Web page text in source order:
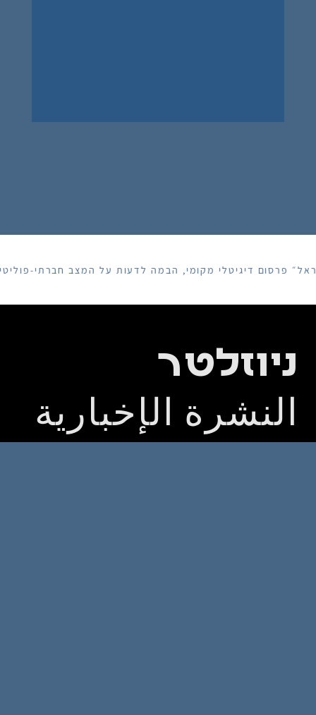
פרסום דיגיטלי מקומי, הבמה לדעות על המצב חברתי-
ניוזלטר
النشرة الإخبارية